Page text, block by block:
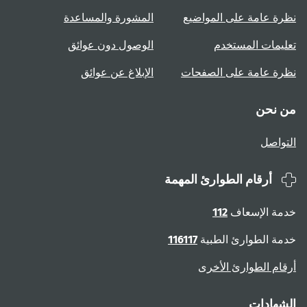
نظرة عامة على المواضيع
تعليمات المستخدم
نظرة عامة على الصفحات
المشورة والمساعدة
الوصول دون عوائق
الإبلاغ عن عوائق
من نحن
التواصل
أرقام الطوارئ المهمة
خدمة الإسعاف 112
خدمة الطوارئ الطبية116117
أرقام الطوارئ الأخرى